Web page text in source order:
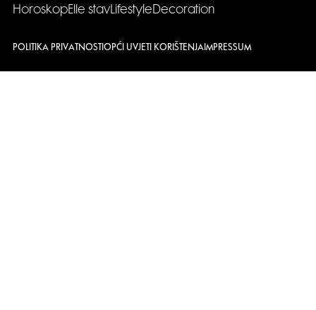
HoroskopElle stavLifestyleDecoration
POLITIKA PRIVATNOSTI OPĆI UVJETI KORIŠTENJA IMPRESSUM